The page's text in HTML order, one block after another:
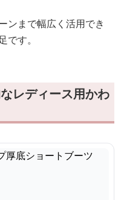
ンまで幅広く活用でき
す。
レディース用かわ